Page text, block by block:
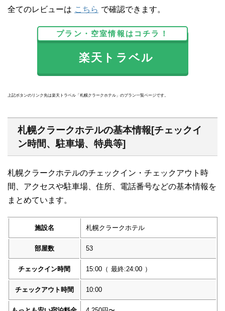
全てのレビューは こちら で確認できます。
プラン・空室情報はコチラ！
楽天トラベル
上記ボタンのリンク先は楽天トラベル「札幌クラークホテル」のプラン一覧ページです。
札幌クラークホテルの基本情報[チェックイ
ン時間、駐車場、特典等]
札幌クラークホテルのチェックイン・チェックアウト時
間、アクセスや駐車場、住所、電話番号などの基本情報を
まとめています。
施設名 札幌クラークホテル
部屋数 53
チェックイン時間 15:00 （ 最終:24:00 ）
チェックアウト時間 10:00